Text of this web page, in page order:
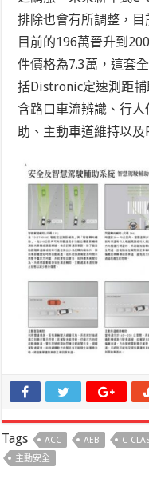
排除也會有所調整，
目前的196萬晉升到
件價格為7.3萬，這套
括Distronic定速測距
含路口車流辨識、行
助、主動車道維持以及
Tags ACC AEB C-
主動安全